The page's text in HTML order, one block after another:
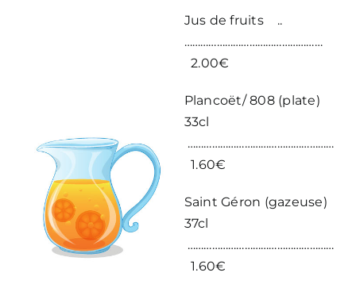
Jus de fruits ..
……………………………………………
2.00€
Plancoët/ 808 (plate)
33cl
………………………………………………
1.60€
Saint Géron (gazeuse)
37cl
………………………………………………
1.60€